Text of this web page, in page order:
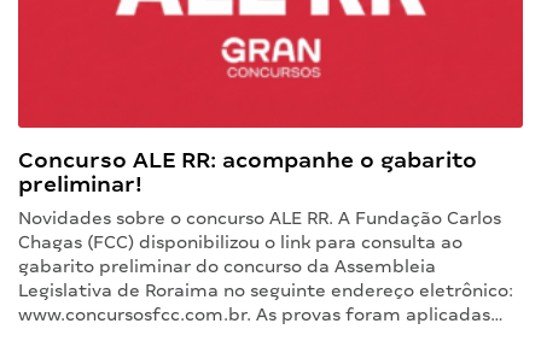
Concurso ALE RR: acompanhe o gabarito
preliminar!
Novidades sobre o concurso ALE RR. A Fundação Carlos
Chagas (FCC) disponibilizou o link para consulta ao
gabarito preliminar do concurso da Assembleia
Legislativa de Roraima no seguinte endereço eletrônico:
www.concursosfcc.com.br. As provas foram aplicadas…